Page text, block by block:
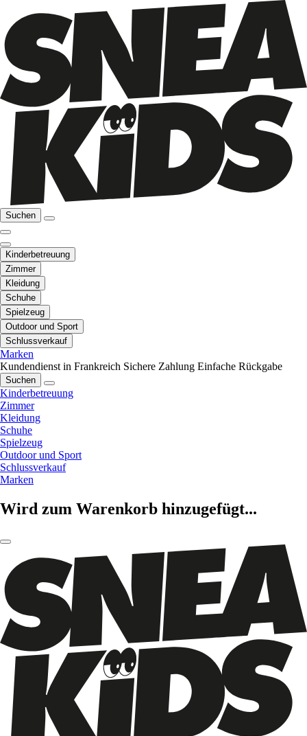
Suchen
Kinderbetreuung
Zimmer
Kleidung
Schuhe
Spielzeug
Outdoor und Sport
Schlussverkauf
Marken
Kundendienst in Frankreich Sichere Zahlung Einfache Rückgabe
Suchen
Kinderbetreuung
Zimmer
Kleidung
Schuhe
Spielzeug
Outdoor und Sport
Schlussverkauf
Marken
Wird zum Warenkorb hinzugefügt...